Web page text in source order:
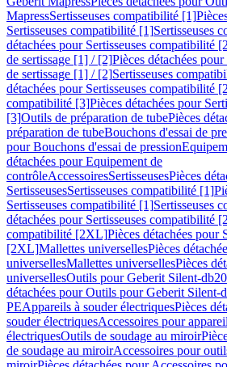
MapressSertisseuses compatibilité [1]
Sertisseuses compatibilité [1]Sertisseuses
détachées pour Sertisseuses compatibilité
de sertissage [1] / [2]Pièces détachées
de sertissage [1] / [2]Sertisseuses
détachées pour Sertisseuses compatibilité
compatibilité [3]Pièces détachées pour
[3]Outils de préparation de tubePièces
préparation de tubeBouchons d'essai de
pour Bouchons d'essai de pression
détachées pour Equipement de
contrôleAccessoiresSertisseusesPièces
SertisseusesSertisseuses compatibilité [1]
Sertisseuses compatibilité [1]Sertisseuses
détachées pour Sertisseuses compatibilité
compatibilité [2XL]Pièces détachées pour
[2XL]Mallettes universellesPièces
universellesMallettes universellesPièces
universellesOutils pour Geberit Silent-
détachées pour Outils pour Geberit Silent-
PEAppareils à souder électriquesPièces
souder électriquesAccessoires pour
électriquesOutils de soudage au miroir
de soudage au miroirAccessoires pour